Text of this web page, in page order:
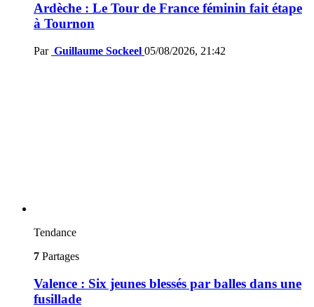
Ardèche : Le Tour de France féminin fait étape
à Tournon
Par Guillaume Sockeel 05/08/2026, 21:42
Tendance
7 Partages
Valence : Six jeunes blessés par balles dans une
fusillade